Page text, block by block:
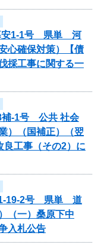
安1-1号 県単 河
心確保対策）【債
採工事に関する一
補-1号 公共 社会
）（国補正）（翌
良工事（その2）に
-1-19-2号 県単 道
（一）桑原下中
入札公告